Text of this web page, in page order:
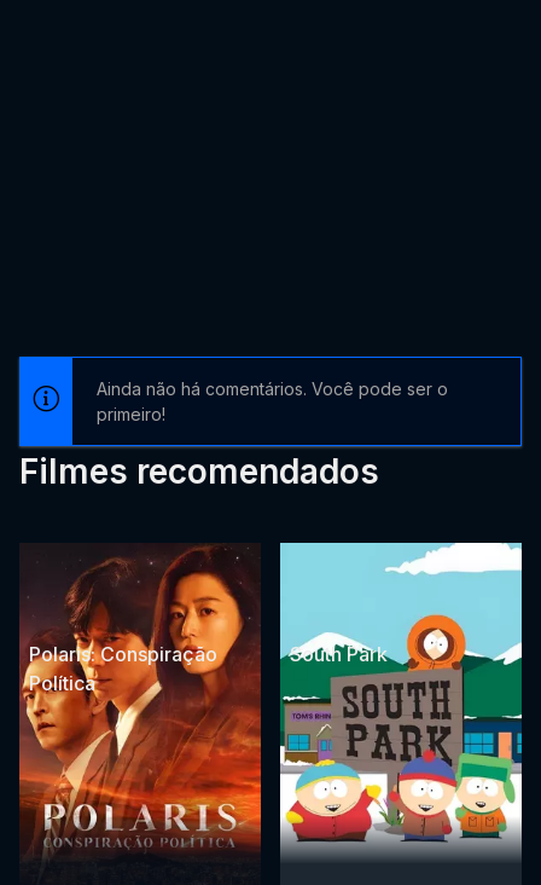
Ainda não há comentários. Você pode ser o
primeiro!
Filmes recomendados
Polaris: Conspiração
Política
South Park